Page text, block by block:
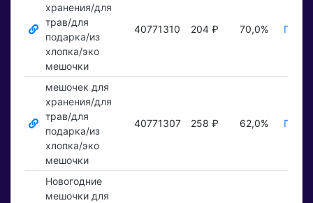
хранения/для
трав/для
подарка/из
хлопка/эко
мешочки
40771310 204 ₽ 70,0%
мешочек для
хранения/для
трав/для
подарка/из
хлопка/эко
мешочки
40771307 258 ₽ 62,0%
Новогодние
мешочки для